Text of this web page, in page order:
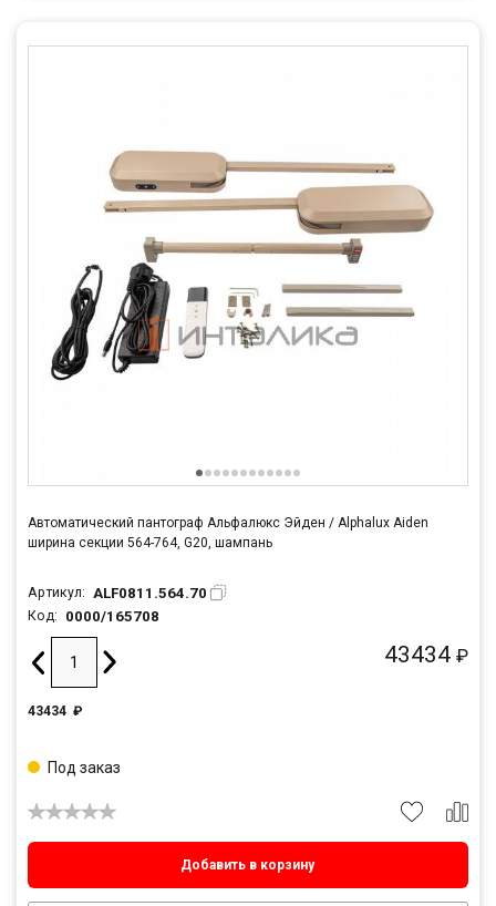
Автоматический пантограф Альфалюкс Эйден / Alphalux Aiden
ширина секции 564-764, G20, шампань
Артикул: ALF0811.564.70
Код: 0000/165708
43434 ₽
43434 ₽
Добавить в корзину
Под заказ